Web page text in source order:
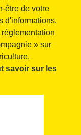
être de votre
d'informations,
» sur
savoir sur les